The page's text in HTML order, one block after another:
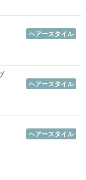
ヘアースタイル
ヘアースタイル
ヘアースタイル